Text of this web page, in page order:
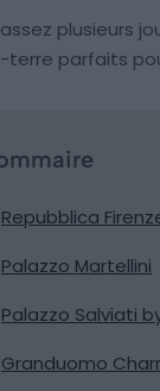
plusieurs
parfaits
Repubblica
Palazzo Martellini
Palazzo Salviati
Granduomo